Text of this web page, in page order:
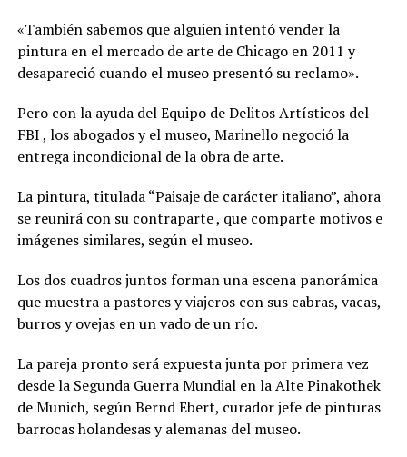
«También sabemos que alguien intentó vender la
pintura en el mercado de arte de Chicago en 2011 y
desapareció cuando el museo presentó su reclamo».
Pero con la ayuda del Equipo de Delitos Artísticos del
FBI , los abogados y el museo, Marinello negoció la
entrega incondicional de la obra de arte.
La pintura, titulada “Paisaje de carácter italiano”, ahora
se reunirá con su contraparte , que comparte motivos e
imágenes similares, según el museo.
Los dos cuadros juntos forman una escena panorámica
que muestra a pastores y viajeros con sus cabras, vacas,
burros y ovejas en un vado de un río.
La pareja pronto será expuesta junta por primera vez
desde la Segunda Guerra Mundial en la Alte Pinakothek
de Munich, según Bernd Ebert, curador jefe de pinturas
barrocas holandesas y alemanas del museo.